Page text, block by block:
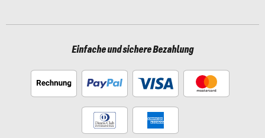
Einfache und sichere Bezahlung